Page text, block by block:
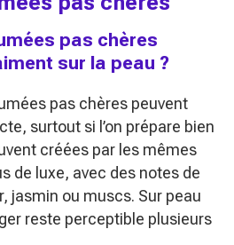
pas chères
sur la peau ?
pas chères peuvent
surtout si l’on prépare bien
créées par les mêmes
de luxe, avec des notes de
jasmin ou muscs. Sur peau
reste perceptible plusieurs